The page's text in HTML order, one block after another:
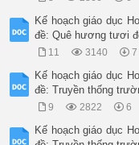
Kế hoạch giáo dục
đề: Quê hương tươi
11 3140 7
Kế hoạch giáo dục
đề: Truyền thống
9 2822 6
Kế hoạch giáo dục